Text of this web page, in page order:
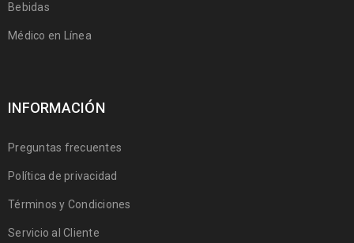
Bebidas
Médico en Línea
INFORMACIÓN
Preguntas frecuentes
Política de privacidad
Términos y Condiciones
Servicio al Cliente